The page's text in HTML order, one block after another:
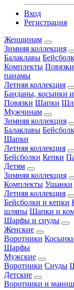
Вход
Регистрация
Женщинам
Зимняя коллекция
Балаклавы
Комплекты Повязки
панамы
Летняя коллекция
Банданы, косынки
Повязки Шапки
Мужчинам
Зимняя коллекция
Балаклавы
Шапки
Летняя коллекция
Бейсболки Кепки
Детям
Зимняя коллекция
Комплекты Ушанки
Летняя коллекция
Бейсболки и кепки
шляпы Шапки и
Шарфы и снуды
Женские
Воротники
Шарфы
Мужские
Воротники Снуды
Детские
Воротники и